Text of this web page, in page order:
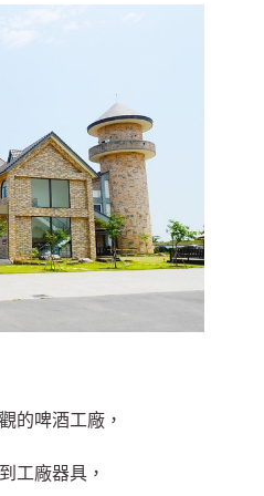
的啤酒工廠，
工廠器具，